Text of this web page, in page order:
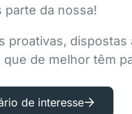
parte da nossa!
proativas, dispostas
de melhor têm
de interesse